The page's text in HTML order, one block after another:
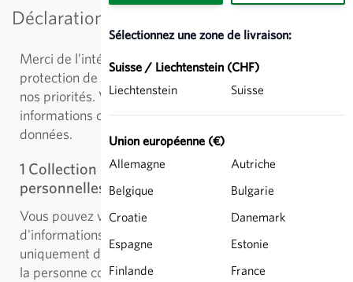
Sélectionnez une zone de livraison:
Suisse / Liechtenstein (CHF)
Liechtenstein
Suisse
Union européenne (€)
Allemagne
Autriche
Belgique
Bulgarie
Croatie
Danemark
Espagne
Estonie
Finlande
France
Déclaration de protection des données
Merci de l’intérêt que vous portez à notre site. La
protection de vos données personnelles est une de
nos priorités. Vous trouverez ci-après des
informations complètes concernant la gestion de vos
données.
1 Collection et traitement des données
personnelles
Vous pouvez visiter notre site sans fournir
d'informations sur votre personne. Nous enregistrons
uniquement des données d'accès ne portant pas sur
la personne comme par ex. le nom de votre